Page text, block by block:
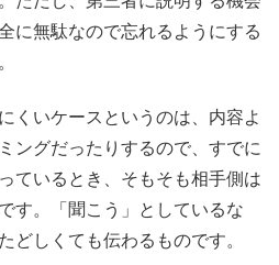
に無駄なので忘れるようにする
くいケースというのは、内容よ
ングだったりするので、すでに
ているとき、そもそも相手側は
す。「聞こう」としているな
どしくても伝わるものです。